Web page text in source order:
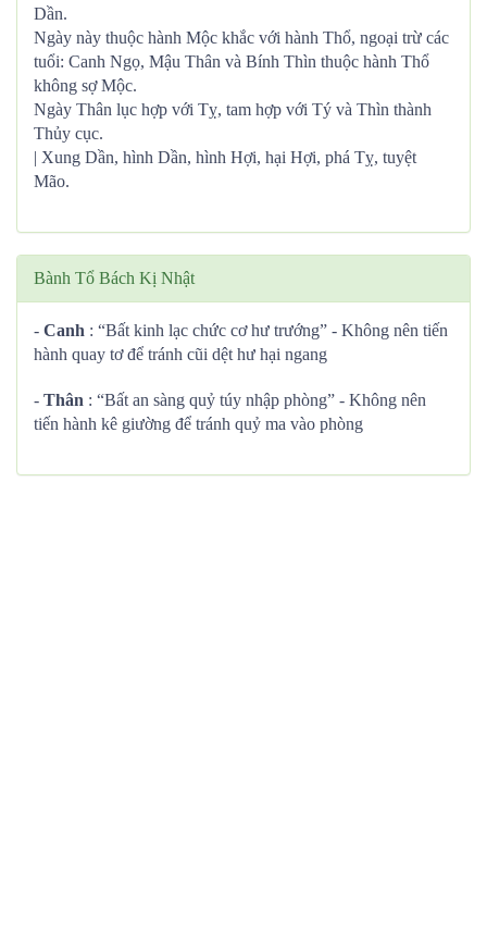
Dần.
Ngày này thuộc hành Mộc khắc với hành Thổ, ngoại trừ các
tuổi: Canh Ngọ, Mậu Thân và Bính Thìn thuộc hành Thổ
không sợ Mộc.
Ngày Thân lục hợp với Tỵ, tam hợp với Tý và Thìn thành
Thủy cục.
| Xung Dần, hình Dần, hình Hợi, hại Hợi, phá Tỵ, tuyệt
Mão.
Bành Tổ Bách Kị Nhật
- Canh : “Bất kinh lạc chức cơ hư trướng” - Không nên tiến
hành quay tơ để tránh cũi dệt hư hại ngang
- Thân : “Bất an sàng quỷ túy nhập phòng” - Không nên
tiến hành kê giường để tránh quỷ ma vào phòng